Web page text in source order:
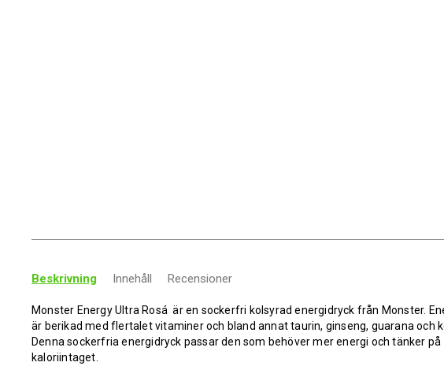
Beskrivning Innehåll Recensioner
Monster Energy Ultra Rosá är en sockerfri kolsyrad energidryck från Monster.
är berikad med flertalet vitaminer och bland annat taurin, ginseng, guarana och
Denna sockerfria energidryck passar den som behöver mer energi och tänker på
kaloriintaget.